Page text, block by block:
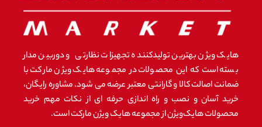
هایک ویژن بهترین تولیدکننده تجهیزات نظارتی و دوربین مدار
بسته است که این محصولات در مجموعه هایک ویژن مارکت با
ضمانت اصالت کالا و گارانتی معتبر عرضه می شود. مشاوره رایگان،
خرید آسان و نصب و راه اندازی حرفه ای از نکات مهم خرید
محصولات هایک‌ویژن از مجموعه هایک ویژن مارکت است.